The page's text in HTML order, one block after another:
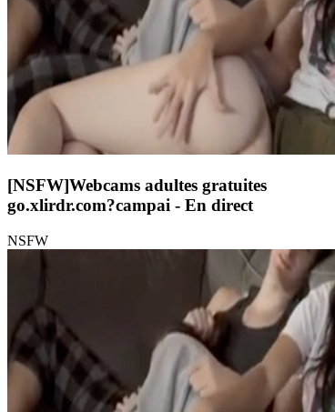
[NSFW]Webcams adultes gratuites
go.xlirdr.com?campai - En direct
NSFW